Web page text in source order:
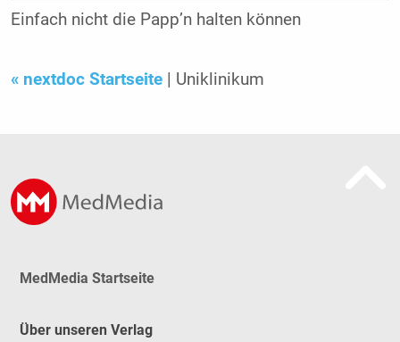
Einfach nicht die Papp’n halten können
« nextdoc Startseite | Uniklinikum
MedMedia Startseite
Über unseren Verlag